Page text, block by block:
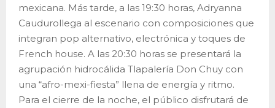
mexicana. Más tarde, a las 19:30 horas, Adryanna
Caudurollega al escenario con composiciones que
integran pop alternativo, electrónica y toques de
French house. A las 20:30 horas se presentará la
agrupación hidrocálida Tlapalería Don Chuy con
una “afro-mexi-fiesta” llena de energía y ritmo.
Para el cierre de la noche, el público disfrutará de